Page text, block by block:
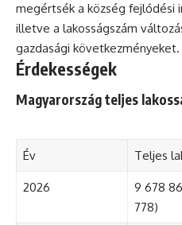
megértsék a község fejlődési
illetve a lakosságszám
gazdasági következményeket.
Érdekességek
Magyarország teljes
Év Teljes
2026
9 678
778)